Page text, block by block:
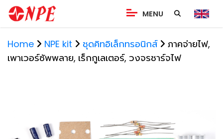
MENU
Home NPE kit ชุดคิทอิเล็กทรอนิกส์
ภาคจ่ายไฟ,
เพาเวอร์ซัพพลาย, เร็กกูเลเตอร์, วงจรชาร์จไฟ